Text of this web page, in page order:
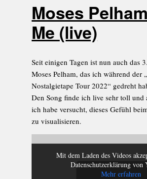
Moses
Me (live)
Seit einigen Tagen ist nun auch das
Moses Pelham, das ich während der
Nostalgietape Tour 2022“ gedreht
Den Song finde ich live sehr toll und
ich habe versucht, dieses Gefühl
zu visualisieren.
Mit dem Laden des Videos
Datenschutzerklärung von
Mehr erfahren